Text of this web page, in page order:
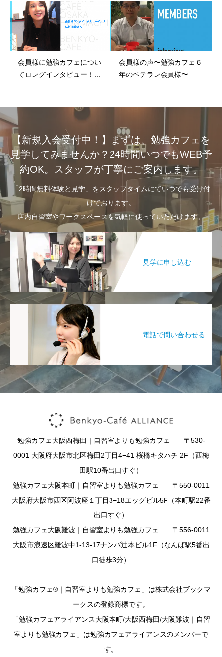
会員様に勉強カフェについ
てロングインタビュー！...
会員様の声〜勉強カフェ６
年のベテラン会員様〜
【新規入会受付中！】まずは、勉強カフェを
見学してみませんか？24時間いつでもWEB予
約OK。スタッフが丁寧にご案内します。
「2時間無料体験と見学」をスタッフタイムにていつでも受け付
けております。
店内自習室やワークスペースを気軽に使っていただけます。
見学に申し込む
電話で問い合わせる
勉強カフェ大阪西梅田｜自習室よりも勉強カフェ 〒530-
0001 大阪府大阪市北区梅田2丁目4−41 桜橋キタハチ 2F（西梅
田駅10番出口すぐ）
勉強カフェ大阪本町｜自習室よりも勉強カフェ 〒550-0011
大阪府大阪市西区阿波座１丁目3−18エッグビル5F（本町駅22番
出口すぐ）
勉強カフェ大阪難波｜自習室よりも勉強カフェ 〒556-0011
大阪市浪速区難波中1-13-17ナンバ辻本ビル1F（なんば駅5番出
口徒歩3分）
「勉強カフェ®｜自習室よりも勉強カフェ」は株式会社ブックマ
ークスの登録商標です。
「勉強カフェアライアンス大阪本町/大阪西梅田/大阪難波｜自習
室よりも勉強カフェ」は勉強カフェアライアンスのメンバーで
す。